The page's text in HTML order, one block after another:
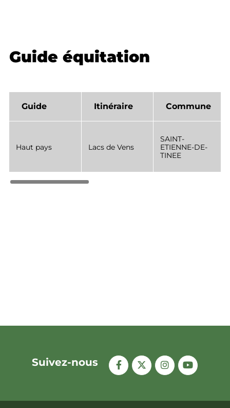
Guide équitation
Guide Itinéraire Commune
Haut pays Lacs de Vens
SAINT-
ETIENNE-DE-
TINEE
Suivez-nous